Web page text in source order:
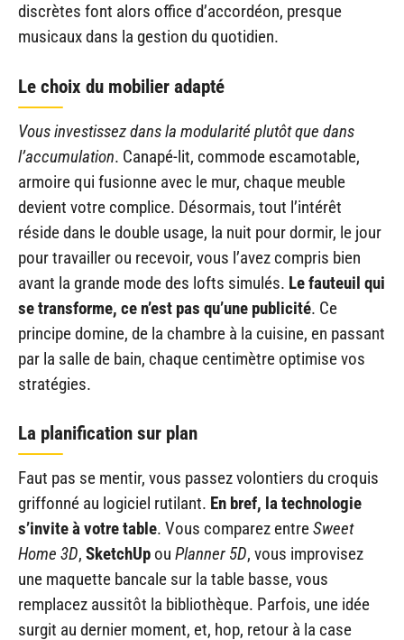
discrètes font alors office d’accordéon, presque
musicaux dans la gestion du quotidien.
Le choix du mobilier adapté
Vous investissez dans la modularité plutôt que dans
l’accumulation. Canapé-lit, commode escamotable,
armoire qui fusionne avec le mur, chaque meuble
devient votre complice. Désormais, tout l’intérêt
réside dans le double usage, la nuit pour dormir, le jour
pour travailler ou recevoir, vous l’avez compris bien
avant la grande mode des lofts simulés. Le fauteuil qui
se transforme, ce n’est pas qu’une publicité. Ce
principe domine, de la chambre à la cuisine, en passant
par la salle de bain, chaque centimètre optimise vos
stratégies.
La planification sur plan
Faut pas se mentir, vous passez volontiers du croquis
griffonné au logiciel rutilant. En bref, la technologie
s’invite à votre table. Vous comparez entreSweet
Home 3D, SketchUp ou Planner 5D, vous improvisez
une maquette bancale sur la table basse, vous
remplacez aussitôt la bibliothèque. Parfois, une idée
surgit au dernier moment, et, hop, retour à la case